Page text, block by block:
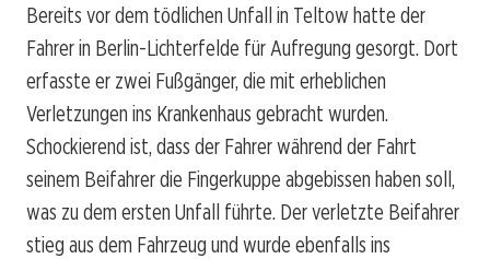
Bereits vor dem tödlichen Unfall in Teltow hatte der
Fahrer in Berlin-Lichterfelde für Aufregung gesorgt. Dort
erfasste er zwei Fußgänger, die mit erheblichen
Verletzungen ins Krankenhaus gebracht wurden.
Schockierend ist, dass der Fahrer während der Fahrt
seinem Beifahrer die Fingerkuppe abgebissen haben soll,
was zu dem ersten Unfall führte. Der verletzte Beifahrer
stieg aus dem Fahrzeug und wurde ebenfalls ins